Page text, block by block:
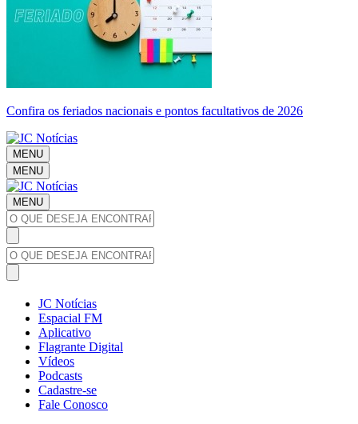
Confira os feriados nacionais e pontos facultativos de 2026
MENU
MENU
MENU
JC Notícias
Espacial FM
Aplicativo
Flagrante Digital
Vídeos
Podcasts
Cadastre-se
Fale Conosco